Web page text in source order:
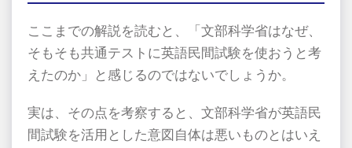
ここまでの解説を読むと、「文部科学省はなぜ、
そもそも共通テストに英語民間試験を使おうと考
えたのか」と感じるのではないでしょうか。
実は、その点を考察すると、文部科学省が英語民
間試験を活用とした意図自体は悪いものとはいえ